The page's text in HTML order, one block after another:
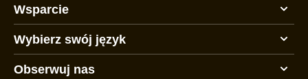
Wsparcie
Wybierz swój język
Obserwuj nas